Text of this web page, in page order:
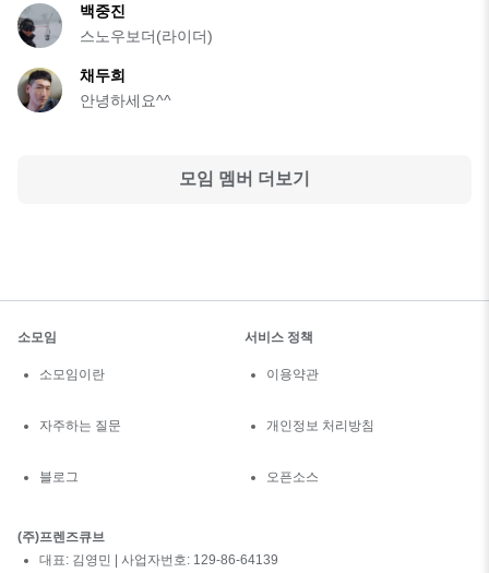
백중진
스노우보더(라이더)
채두희
안녕하세요^^
모임 멤버 더보기
소모임
소모임이란
자주하는 질문
블로그
서비스 정책
이용약관
개인정보 처리방침
오픈소스
(주)프렌즈큐브
대표: 김영민 | 사업자번호: 129-86-64139